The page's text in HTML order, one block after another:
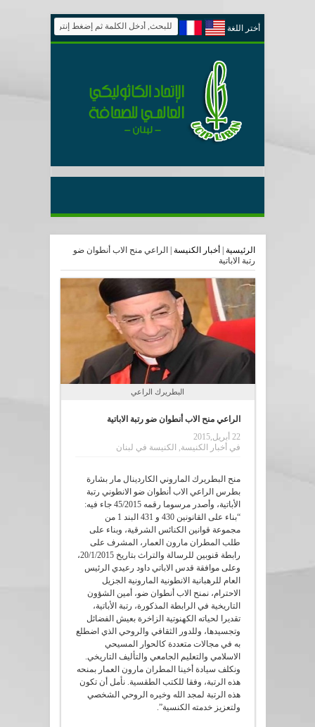
أختر اللغة
الرئيسية أخبار الكنيسة
الراعي منح الاب أنطوان ضو
رتبة الاباتية
البطريرك الراعي
الراعي منح الاب أنطوان ضو رتبة الاباتية
22 أبريل,2015
في أخبار الكنيسة, الكنيسة في لبنان
منح البطريرك الماروني الكاردينال مار بشارة
بطرس الراعي الاب أنطوان ضو الانطوني رتبة
الأباتية، وأصدر مرسوما رقمه 45/2015 جاء فيه:
“بناء على القانونين 430 و 431 البند 1 من
مجموعة قوانين الكنائس الشرقية، وبناء على
طلب المطران مارون العمار، المشرف على
رابطة قنوبين للرسالة والتراث بتاريخ 20/1/2015،
وعلى موافقة قدس الاباتي داود رعيدي الرئيس
العام للرهبانية الانطونية المارونية الجزيل
الاحترام، نمنح الاب أنطوان ضو، أمين الشؤون
التاريخية في الرابطة المذكورة، رتبة الأباتية،
تقديرا لحياته الكهنوتية الزاخرة بعيش الفضائل
وتجسيدها، وللدور الثقافي والروحي الذي اضطلع
به في مجالات متعددة كالحوار المسيحي
الاسلامي والتعليم الجامعي والتأليف التاريخي.
ونكلف سيادة أخينا المطران مارون العمار بمنحه
هذه الرتبة، وفقا للكتب الطقسية. نأمل أن تكون
هذه الرتبة لمجد الله وخيره الروحي الشخصي
ولتعزيز خدمته الكنسية”.